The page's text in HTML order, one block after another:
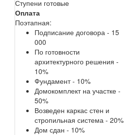
Ступени готовые
Оплата
Поэтапная:
Подписание договора - 15
000
По готовности
архитектурного решения -
10%
Фундамент - 10%
Домокомплект на участке -
50%
Возведен каркас стен и
стропильная система - 20%
Дом сдан - 10%